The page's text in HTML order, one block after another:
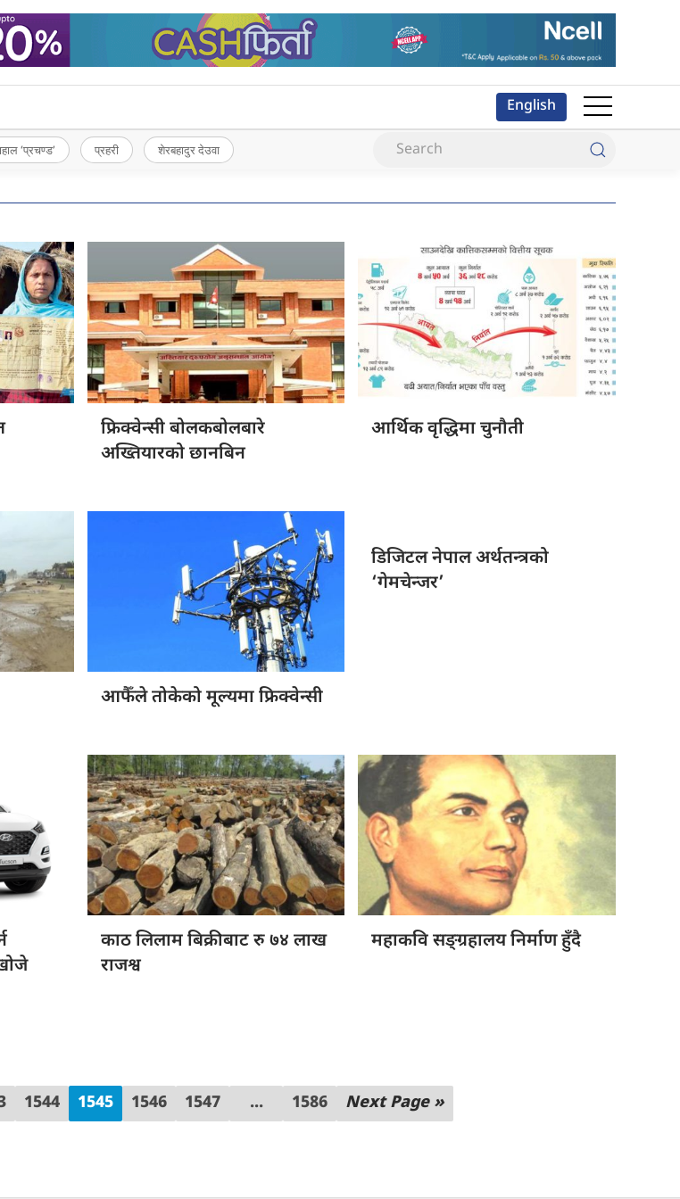
English
‘प्रचण्ड’ प्रहरी शेरबहादुर देउवा
फ्रिक्वेन्सी बोलकबोलबारे
अख्तियारको छानबिन
आर्थिक वृद्धिमाचुनौती
आफैँले तोकेकोमूल्यमा फ्रिक्वेन्सी
डिजिटल नेपालअर्थतन्त्रको
‘गेमचेन्जर’
काठ लिलामबिक्रीबाट रु ७४ लाख
राजश्व
महाकवि सङ्ग्रहालयनिर्माण हुँदै
1544 1545 1546 1547 ... 1586 Next Page »